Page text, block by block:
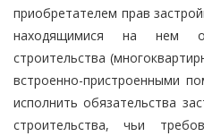
приобретателем прав
находящимися на нем
строительства
встроенно-пристроенными
исполнить обязательства
строительства, чьи